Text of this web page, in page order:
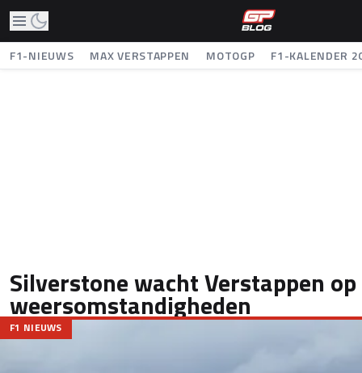
F1-NIEUWS MAX VERSTAPPEN MOTOGP F1-KALENDER
Silverstone wacht Verstappen
weersomstandigheden
F1 NIEUWS